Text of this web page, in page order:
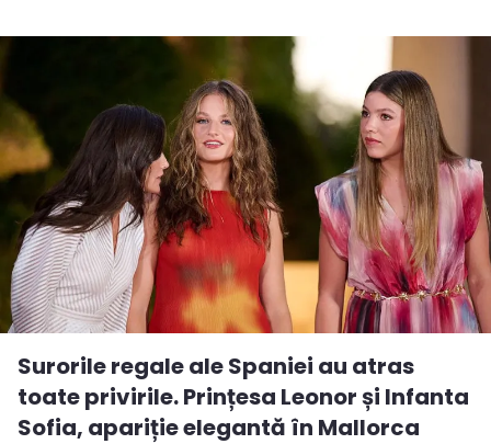
Surorile regale ale Spaniei au atras
toate privirile. Prințesa Leonor și Infanta
Sofia, apariție elegantă în Mallorca